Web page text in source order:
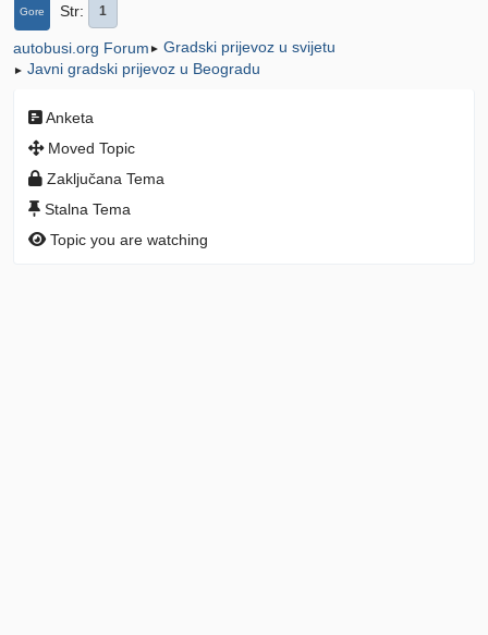
Gore Str 1
autobusi.org Forum ► Gradski prijevoz u svijetu
► Javni gradski prijevoz u Beogradu
Anketa
Moved Topic
Zaključana Tema
Stalna Tema
Topic you are watching